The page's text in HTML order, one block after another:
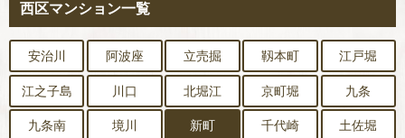
西区マンション一覧
安治川 阿波座 立売掘 靱本町 江戸堀
江之子島 川口 北堀江 京町堀 九条
九条南 境川 新町 千代崎 土佐堀